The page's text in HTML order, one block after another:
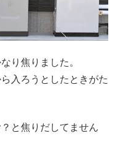
り焦りました。
入ろうとしたときがた
と焦りだしてません